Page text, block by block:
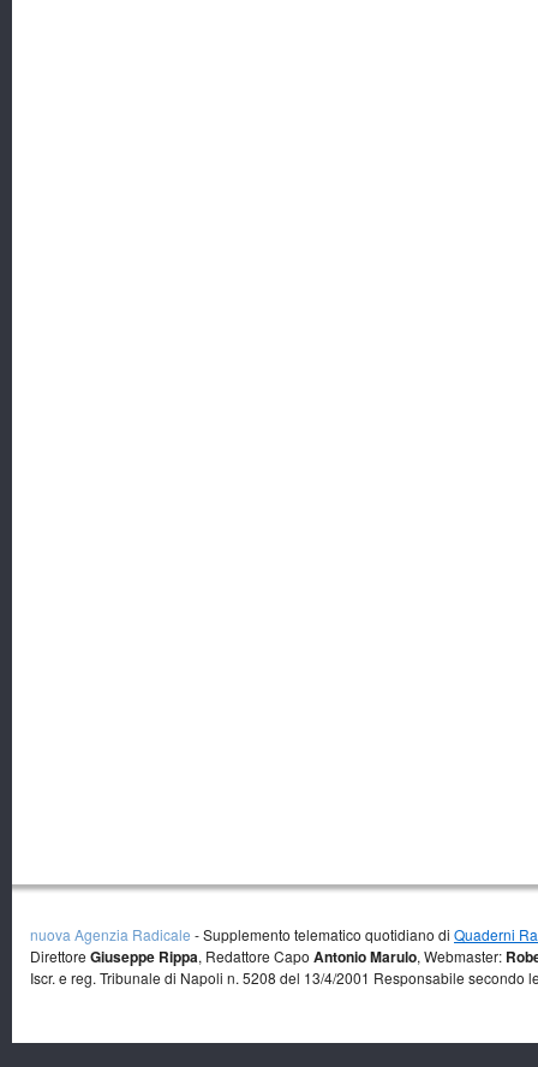
nuova Agenzia Radicale - Supplemento telematico quotidiano di Quaderni
Direttore Giuseppe Rippa, Redattore Capo Antonio Marulo, Webmaster:
Iscr. e reg. Tribunale di Napoli n. 5208 del 13/4/2001 Responsabile secondo